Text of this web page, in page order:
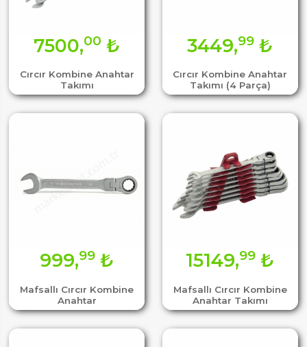
Cırcır Kombine Anahtar
Takımı
7500,00 ₺
Cırcır Kombine Anahtar
Takımı (4 Parça)
3449,99 ₺
Mafsallı Cırcır Kombine
Anahtar
999,99 ₺
Mafsallı Cırcır Kombine
Anahtar Takımı
15149,99 ₺